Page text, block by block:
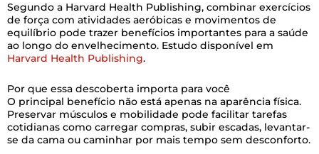
Segundo a Harvard Health Publishing, combinar exercícios
de força com atividades aeróbicas e movimentos de
equilíbrio pode trazer benefícios importantes para a saúde
ao longo do envelhecimento. Estudo disponível em
Harvard Health Publishing.
Por que essa descoberta importa para você
O principal benefício não está apenas na aparência física.
Preservar músculos e mobilidade pode facilitar tarefas
cotidianas como carregar compras, subir escadas, levantar-
se da cama ou caminhar por mais tempo sem desconforto.